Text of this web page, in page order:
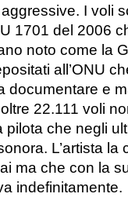
I voli
1701 del 2006
noto come la
all’ONU
documentare e
22.111 voli
che negli
L’artista la
ma che con la
indefinitamente.